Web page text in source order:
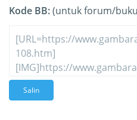
Kode BB:(untuk forum/
Salin